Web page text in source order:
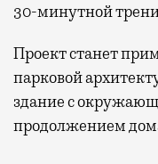
30-минутной
Проект станет
парковой
здание с
продолжением